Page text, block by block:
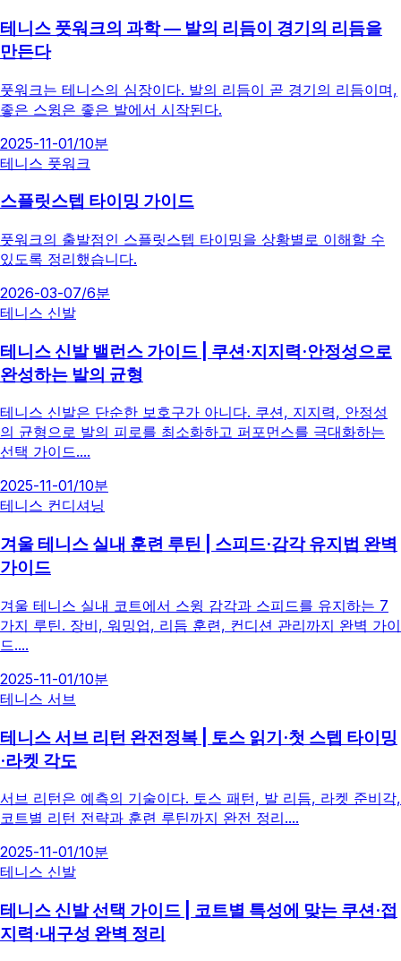
테니스 풋워크의 과학 — 발의 리듬이 경기의 리듬을
만든다
풋워크는 테니스의 심장이다. 발의 리듬이 곧 경기의 리듬이며,
좋은 스윙은 좋은 발에서 시작된다.
2025-11-01/10분
테니스 풋워크
스플릿스텝 타이밍 가이드
풋워크의 출발점인 스플릿스텝 타이밍을 상황별로 이해할 수
있도록 정리했습니다.
2026-03-07/6분
테니스 신발
테니스 신발 밸런스 가이드 | 쿠션·지지력·안정성으로
완성하는 발의 균형
테니스 신발은 단순한 보호구가 아니다. 쿠션, 지지력, 안정성
의 균형으로 발의 피로를 최소화하고 퍼포먼스를 극대화하는
선택 가이드....
2025-11-01/10분
테니스 컨디셔닝
겨울 테니스 실내 훈련 루틴 | 스피드·감각 유지법 완벽
가이드
겨울 테니스 실내 코트에서 스윙 감각과 스피드를 유지하는 7
가지 루틴. 장비, 워밍업, 리듬 훈련, 컨디션 관리까지 완벽 가이
드....
2025-11-01/10분
테니스 서브
테니스 서브 리턴 완전정복 | 토스 읽기·첫 스텝 타이밍
·라켓 각도
서브 리턴은 예측의 기술이다. 토스 패턴, 발 리듬, 라켓 준비각,
코트별 리턴 전략과 훈련 루틴까지 완전 정리....
2025-11-01/10분
테니스 신발
테니스 신발 선택 가이드 | 코트별 특성에 맞는 쿠션·접
지력·내구성 완벽 정리